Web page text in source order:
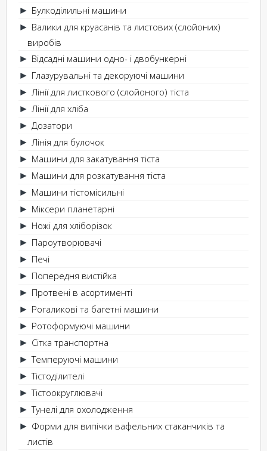
► Булкоділильні машини
► Валики для круасанів та листових (слойоних)
виробів
► Відсадні машини одно- і двобункерні
► Глазурувальні та декоруючі машини
► Лінії для листкового (слойоного) тіста
► Лінії для хліба
► Дозатори
► Лінія для булочок
► Машини для закатування тіста
► Машини для розкатування тіста
► Машини тістомісильні
► Міксери планетарні
► Ножі для хліборізок
► Пароутворювачі
► Печі
► Попередня вистійка
► Протвені в асортименті
► Рогаликові та багетні машини
► Ротоформуючі машини
► Сітка транспортна
► Темперуючі машини
► Тістоділителі
► Тістоокруглювачі
► Тунелі для охолодження
► Форми для випічки вафельних стаканчиків та
листів